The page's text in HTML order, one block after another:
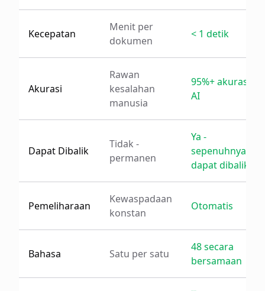
Kecepatan
Menit per
dokumen
< 1 detik
Akurasi
Rawan
kesalahan
manusia
95%+ akurasi
AI
Dapat Dibalik
Tidak -
permanen
Ya -
sepenuhnya
dapat dibalik
Pemeliharaan
Kewaspadaan
konstan
Otomatis
Bahasa Satu per satu
48 secara
bersamaan